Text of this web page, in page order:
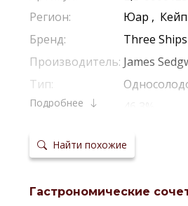
Регион:
Юар ,
Бренд:
Three Ships
Производитель: James
Тип:
Крепость:
Выдержка:
12 Лет
бочках:
Температура
20-22 °С
Подробнее
Найти похожие
Гастрономические